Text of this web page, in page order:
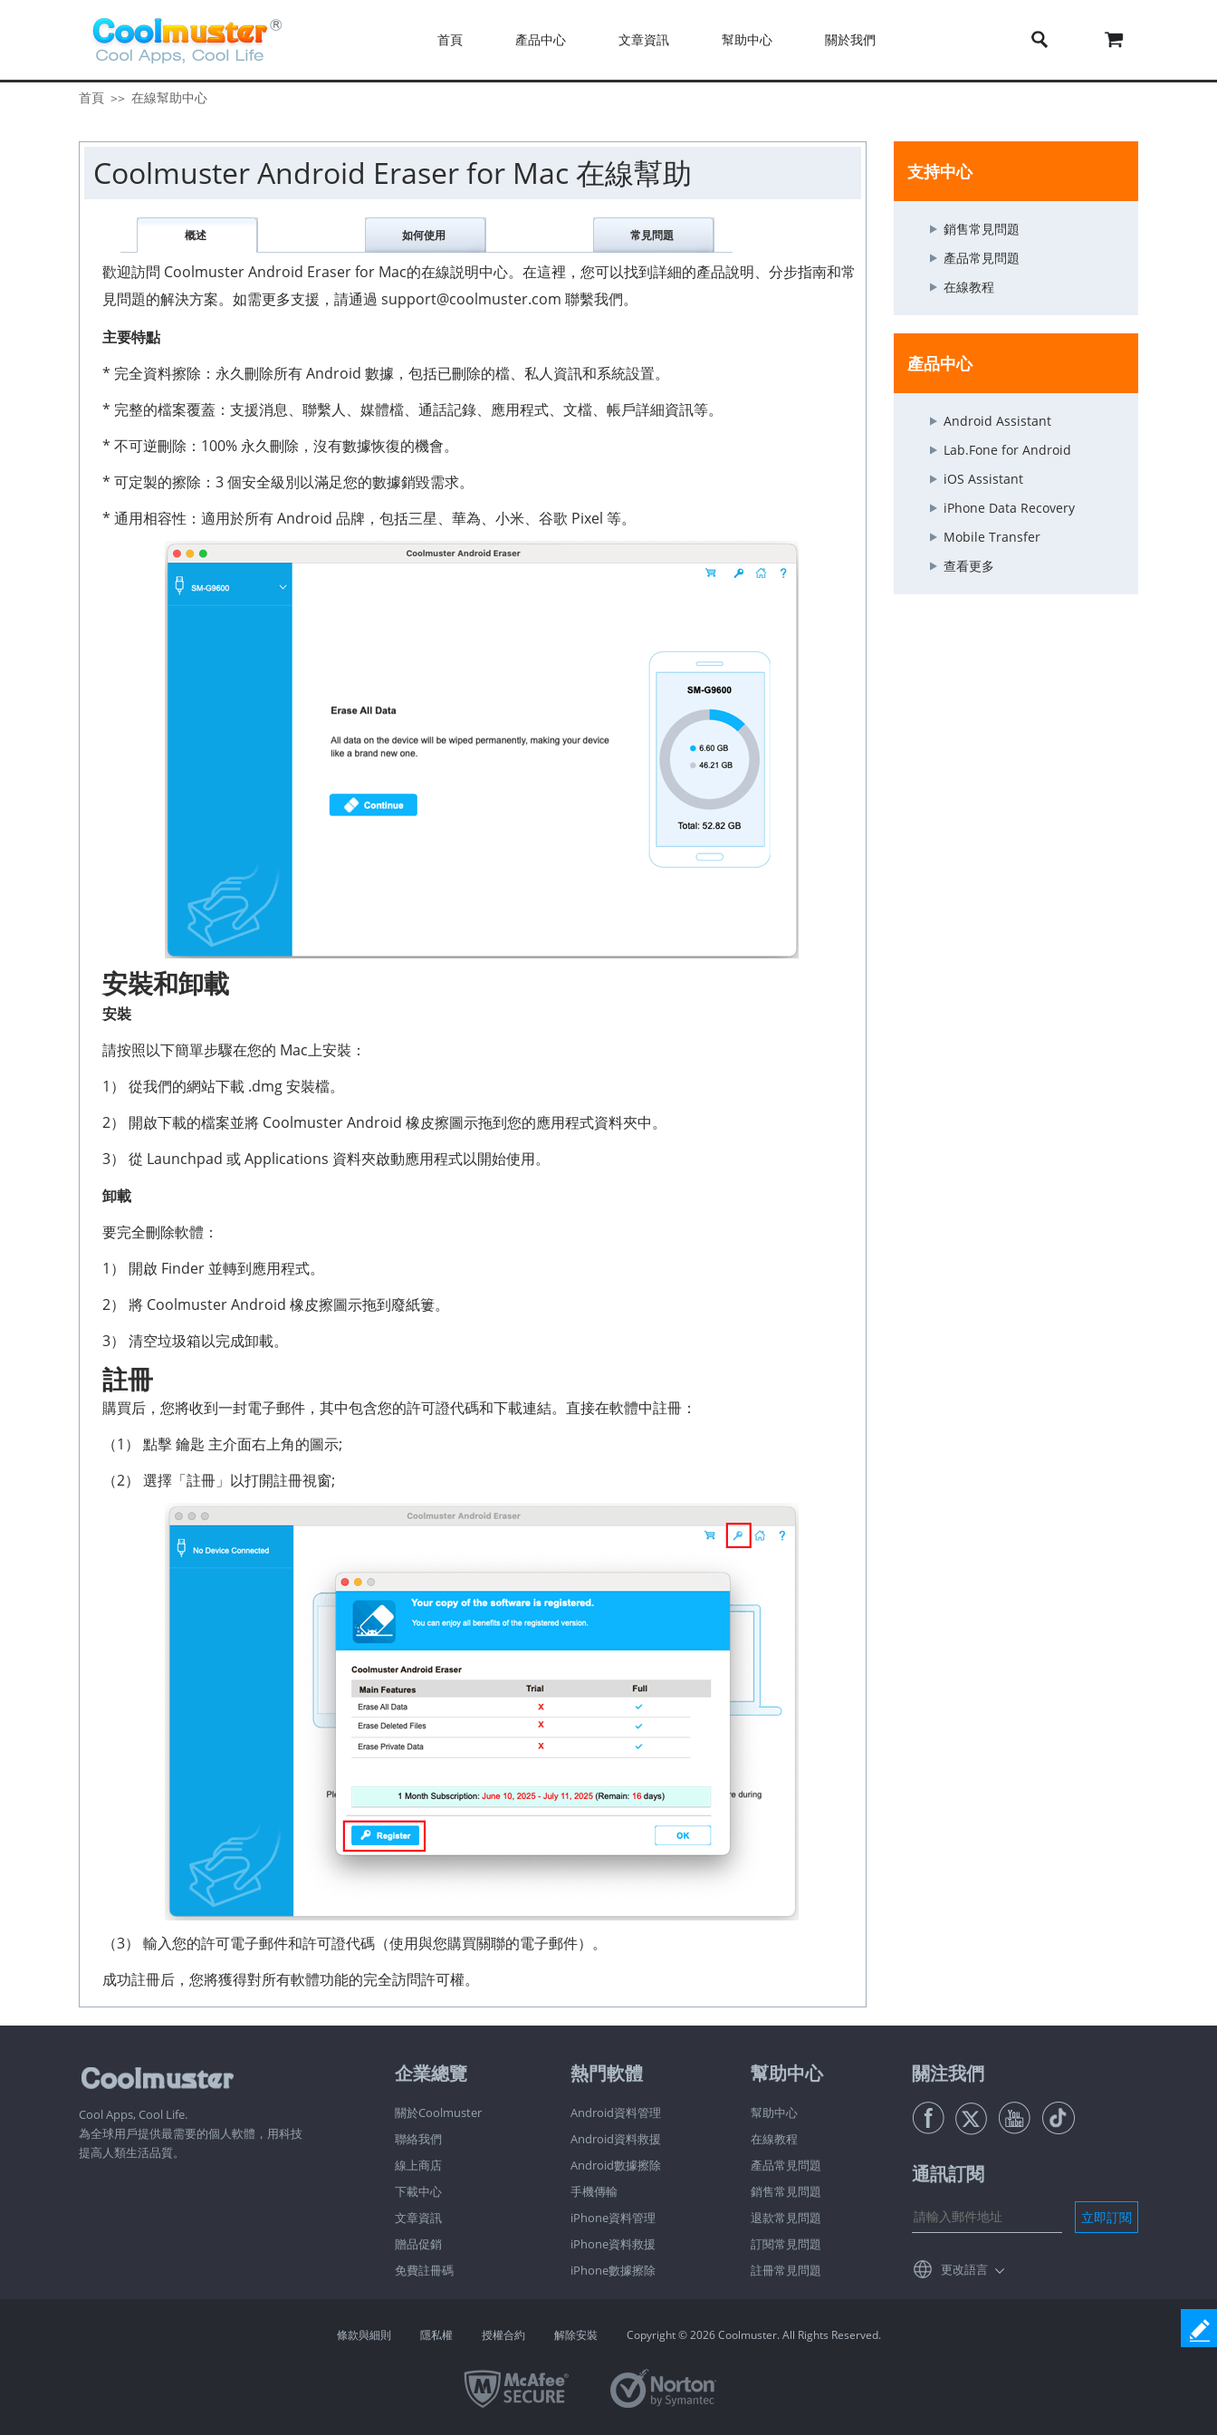
首頁 產品中心 文章資訊 幫助中心 關於我們
首頁 >> 在線幫助中心
Coolmuster Android Eraser for Mac 在線幫助
概述 如何使用 常見問題
歡迎訪問 Coolmuster Android Eraser for Mac的在線説明中心。在這裡，您可以找到詳細的產品說明、分步指南和常
見問題的解決方案。如需更多支援，請通過 support@coolmuster.com 聯繫我們。
主要特點
* 完全資料擦除：永久刪除所有 Android 數據，包括已刪除的檔、私人資訊和系統設置。
* 完整的檔案覆蓋：支援消息、聯繫人、媒體檔、通話記錄、應用程式、文檔、帳戶詳細資訊等。
* 不可逆刪除：100% 永久刪除，沒有數據恢復的機會。
* 可定製的擦除：3 個安全級別以滿足您的數據銷毀需求。
* 通用相容性：適用於所有 Android 品牌，包括三星、華為、小米、谷歌 Pixel 等。
安裝和卸載
安裝
請按照以下簡單步驟在您的 Mac上安裝：
1） 從我們的網站下載 .dmg 安裝檔。
2） 開啟下載的檔案並將 Coolmuster Android 橡皮擦圖示拖到您的應用程式資料夾中。
3） 從 Launchpad 或 Applications 資料夾啟動應用程式以開始使用。
卸載
要完全刪除軟體：
1） 開啟 Finder 並轉到應用程式。
2） 將 Coolmuster Android 橡皮擦圖示拖到廢紙簍。
3） 清空垃圾箱以完成卸載。
註冊
購買后，您將收到一封電子郵件，其中包含您的許可證代碼和下載連結。直接在軟體中註冊：
（1） 點擊 鑰匙 主介面右上角的圖示;
（2） 選擇「註冊」以打開註冊視窗;
（3） 輸入您的許可電子郵件和許可證代碼（使用與您購買關聯的電子郵件）。
成功註冊后，您將獲得對所有軟體功能的完全訪問許可權。
支持中心
銷售常見問題
產品常見問題
在線教程
產品中心
Android Assistant
Lab.Fone for Android
iOS Assistant
iPhone Data Recovery
Mobile Transfer
查看更多
Cool Apps, Cool Life.
為全球用戶提供最需要的個人軟體，用科技
提高人類生活品質。
企業總覽
關於Coolmuster
聯絡我們
線上商店
下載中心
文章資訊
贈品促銷
免費註冊碼
熱門軟體
Android資料管理
Android資料救援
Android數據擦除
手機傳輸
iPhone資料管理
iPhone資料救援
iPhone數據擦除
幫助中心
幫助中心
在線教程
產品常見問題
銷售常見問題
退款常見問題
訂閱常見問題
註冊常見問題
關注我們
通訊訂閱
立即訂閱
更改語言
條款與細則 隱私權 授權合約 解除安裝 Copyright © 2026 Coolmuster. All Rights Reserved.